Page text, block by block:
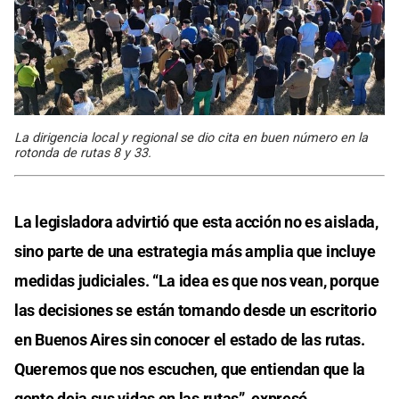
La dirigencia local y regional se dio cita en buen número en la
rotonda de rutas 8 y 33.
La legisladora advirtió que esta acción no es aislada,
sino parte de una estrategia más amplia que incluye
medidas judiciales. “La idea es que nos vean, porque
las decisiones se están tomando desde un escritorio
en Buenos Aires sin conocer el estado de las rutas.
Queremos que nos escuchen, que entiendan que la